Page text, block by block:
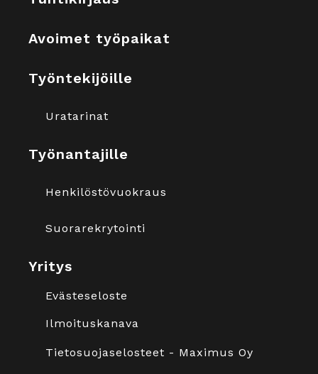
Avoimet työpaikat
Työntekijöille
Uratarinat
Työnantajille
Henkilöstövuokraus
Suorarekrytointi
Yritys
Evästeseloste
Ilmoituskanava
Tietosuojaselosteet - Maximus Oy